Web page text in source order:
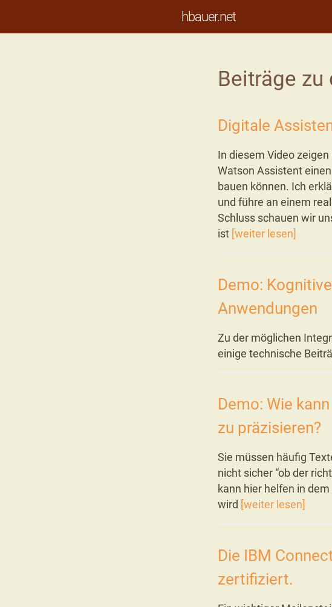
hbauer.net
Beiträge zu
Digitale
In diesem Video
Watson Assistent
bauen können. Ich
und führe an einem
Schluss schauen wir
ist [weiter lesen]
Demo:
Anwendungen
Zu der möglichen
einige technische
Demo: Wie
zu präzisieren?
Sie müssen häufig
nicht sicher “ob der
kann hier helfen in
wird [weiter lesen]
Die IBM
zertifiziert.